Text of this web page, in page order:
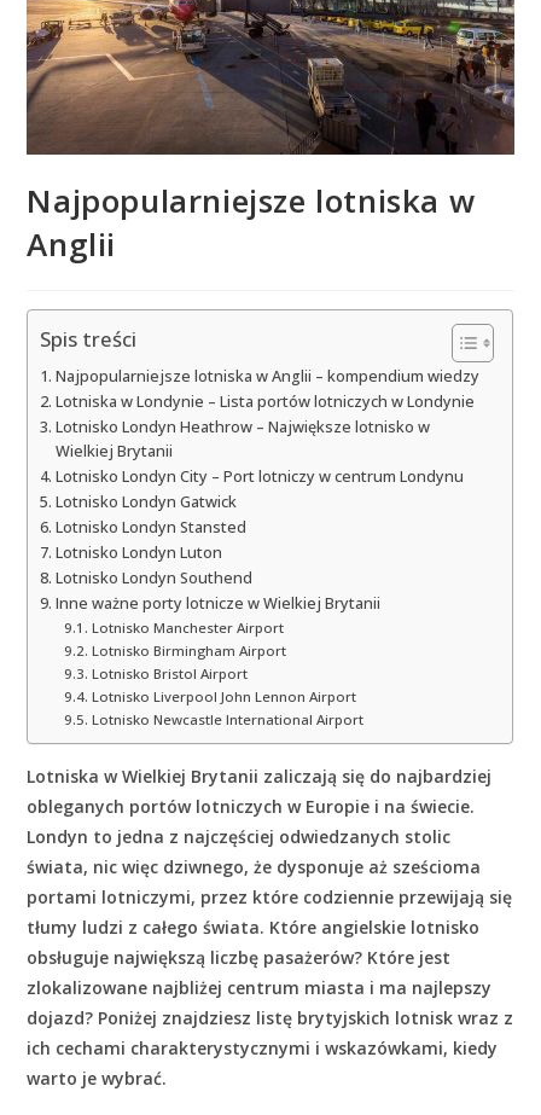
Najpopularniejsze lotniska w
Anglii
Spis treści
Najpopularniejsze lotniska w Anglii – kompendium wiedzy
Lotniska w Londynie – Lista portów lotniczych w Londynie
Lotnisko Londyn Heathrow – Największe lotnisko w
Wielkiej Brytanii
Lotnisko Londyn City – Port lotniczy w centrum Londynu
Lotnisko Londyn Gatwick
Lotnisko Londyn Stansted
Lotnisko Londyn Luton
Lotnisko Londyn Southend
Inne ważne porty lotnicze w Wielkiej Brytanii
Lotnisko Manchester Airport
Lotnisko Birmingham Airport
Lotnisko Bristol Airport
Lotnisko Liverpool John Lennon Airport
Lotnisko Newcastle International Airport
Lotniska w Wielkiej Brytanii zaliczają się do najbardziej
obleganych portów lotniczych w Europie i na świecie.
Londyn to jedna z najczęściej odwiedzanych stolic
świata, nic więc dziwnego, że dysponuje aż sześcioma
portami lotniczymi, przez które codziennie przewijają się
tłumy ludzi z całego świata. Które angielskie lotnisko
obsługuje największą liczbę pasażerów? Które jest
zlokalizowane najbliżej centrum miasta i ma najlepszy
dojazd? Poniżej znajdziesz listę brytyjskich lotnisk wraz z
ich cechami charakterystycznymi i wskazówkami, kiedy
warto je wybrać.